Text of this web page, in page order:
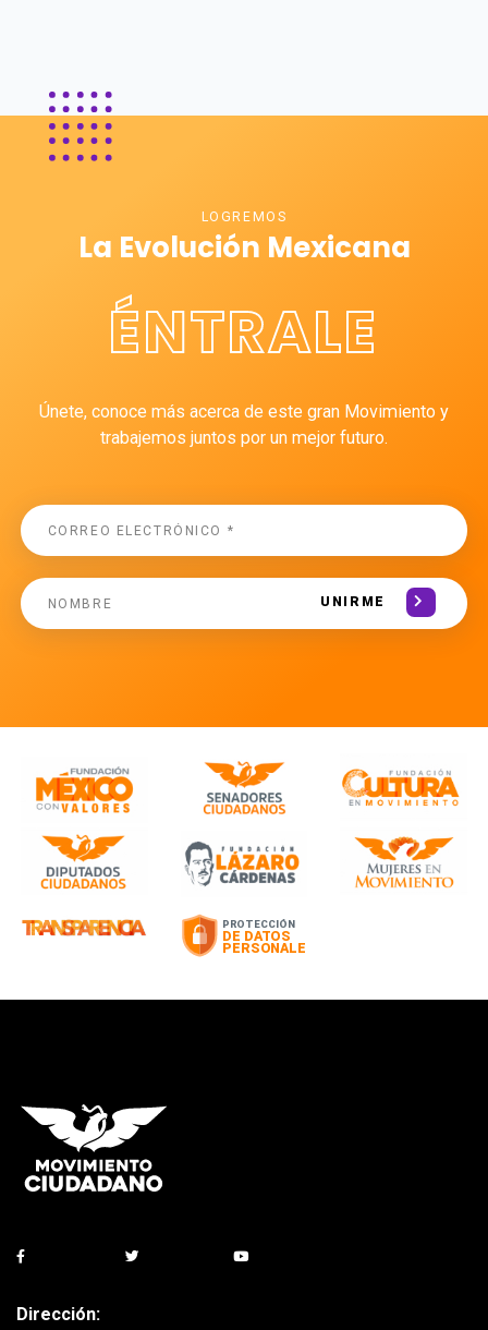
LOGREMOS
La Evolución Mexicana
ÉNTRALE
Únete, conoce más acerca de este gran Movimiento y
trabajemos juntos por un mejor futuro.
UNIRME
Dirección: